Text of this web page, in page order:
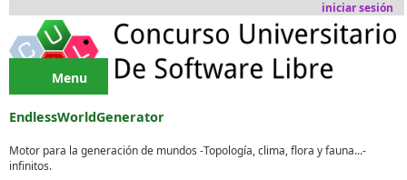
iniciar sesión
Menu
EndlessWorldGenerator
Motor para la generación de mundos -Topología, clima, flora y fauna...-
infinitos.